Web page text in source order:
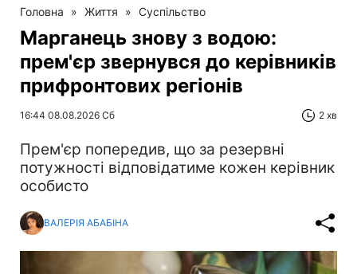
Головна » Життя » Суспільство
Марганець знову з водою:
прем'єр звернувся до керівників
прифронтових регіонів
16:44 08.08.2026 Сб 2 хв
Прем'єр попередив, що за резервні
потужності відповідатиме кожен керівник
особисто
ВАЛЕРІЯ АБАБІНА